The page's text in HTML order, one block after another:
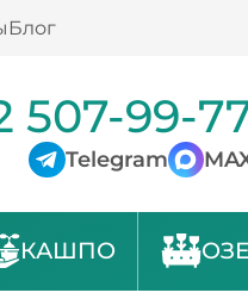
Блог
507-99-
Telegram
КАШПО